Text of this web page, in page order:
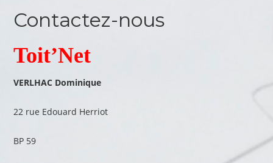
Contactez-nous
Toit’Net
VERLHAC Dominique
22 rue Edouard Herriot
BP 59